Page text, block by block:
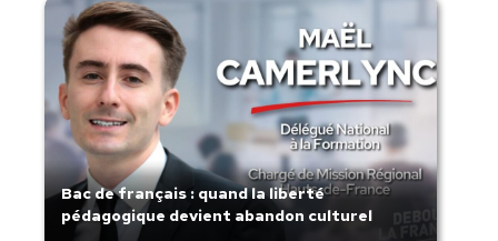
Bac de français : quand la liberté
pédagogique devient abandon culturel